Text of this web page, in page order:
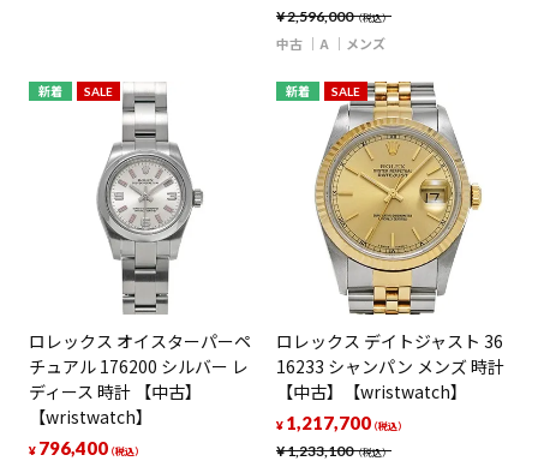
¥2,596,000（税込）
中古 A メンズ
新着 SALE
ロレックス オイスターパーペ
チュアル 176200 シルバー レ
ディース 時計 【中古】
【wristwatch】
¥ 796,400（税込）
新着 SALE
ロレックス デイトジャスト 36
16233 シャンパン メンズ 時計
【中古】【wristwatch】
¥1,233,100（税込）
¥ 1,217,700（税込）